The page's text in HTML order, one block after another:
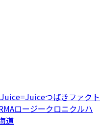
Juice=Juiceつばきファクト
ロージークロニクルハ
道